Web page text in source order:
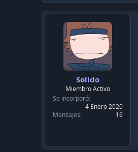
Solido
Miembro Activo
Se incorporó
4 Enero 2020
Mensajes
16